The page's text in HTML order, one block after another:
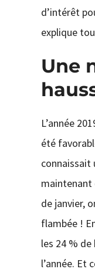
d’intérêt
explique
Une
L’année
été
connaissait
maintenant
de janvier,
flambée !
les 24 %
l’année. Et